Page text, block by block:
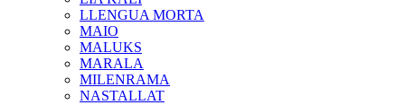
LLENGUA MORTA
MAIO
MALUKS
MARALA
MILENRAMA
NASTALLAT